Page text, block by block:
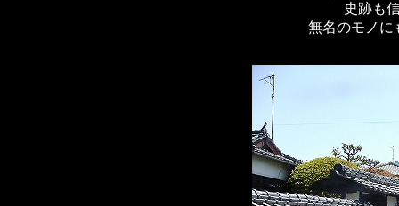
史跡も
無名のモノに